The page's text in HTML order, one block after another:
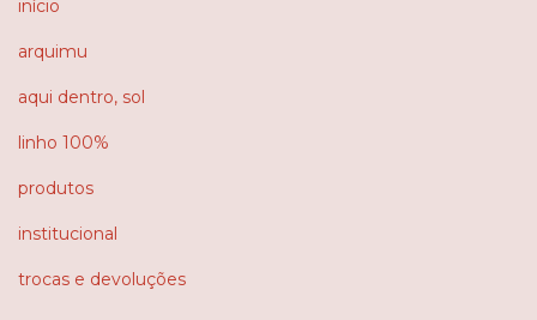
início
arquimu
aqui dentro, sol
linho 100%
produtos
institucional
trocas e devoluções